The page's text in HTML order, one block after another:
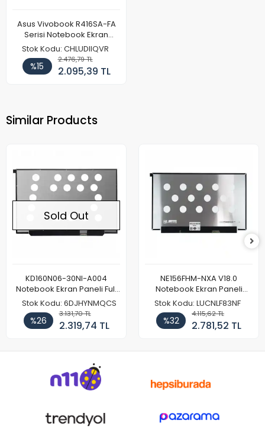
Asus Vivobook R416SA-FA
Serisi Notebook Ekran
Paneli (FHD)
Stok Kodu: CHLUDIIQVR
%15
2.476,79 TL
2.095,39 TL
Similar Products
Sold Out
KD160N06-30NI-A004
Notebook Ekran Paneli Full
HD
Stok Kodu: 6DJHYNMQCS
%26
3.131,70 TL
2.319,74 TL
NE156FHM-NXA V18.0
Notebook Ekran Paneli
144Hz
Stok Kodu: LUCNLF83NF
%32
4.115,62 TL
2.781,52 TL